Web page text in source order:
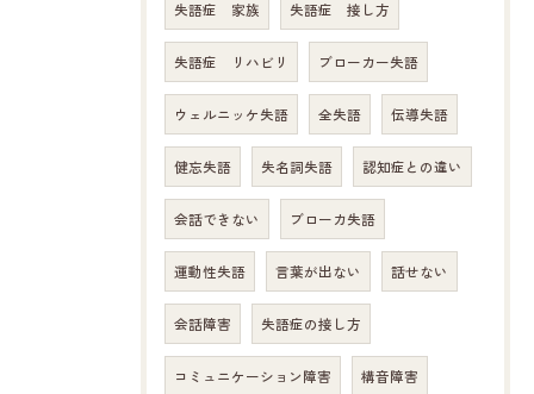
失語症 家族 失語症 接し方
失語症 リハビリ ブローカー失語
ウェルニッケ失語 全失語 伝導失語
健忘失語 失名詞失語 認知症との違い
会話できない ブローカ失語
運動性失語 言葉が出ない 話せない
会話障害 失語症の接し方
コミュニケーション障害 構音障害